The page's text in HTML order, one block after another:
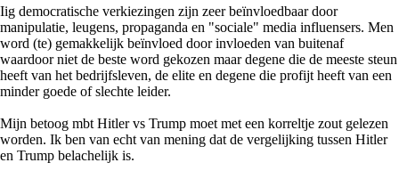
Iig democratische verkiezingen zijn zeer beïnvloedbaar door
manipulatie, leugens, propaganda en "sociale" media influensers. Men
word (te) gemakkelijk beïnvloed door invloeden van buitenaf
waardoor niet de beste word gekozen maar degene die de meeste steun
heeft van het bedrijfsleven, de elite en degene die profijt heeft van een
minder goede of slechte leider.
Mijn betoog mbt Hitler vs Trump moet met een korreltje zout gelezen
worden. Ik ben van echt van mening dat de vergelijking tussen Hitler
en Trump belachelijk is.